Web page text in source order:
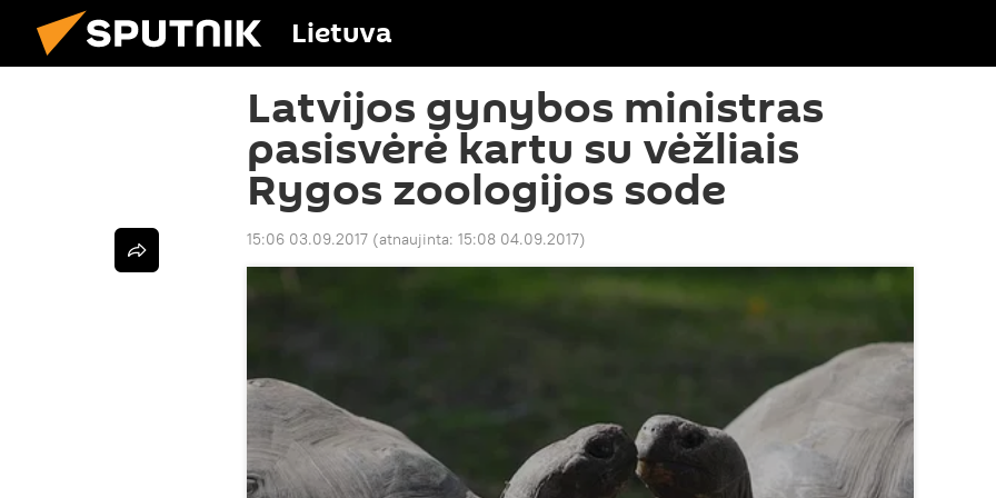
Lietuva
Latvijos gynybos ministras
pasisvėrė kartu su vėžliais
Rygos zoologijos sode
15:06 03.09.2017 (atnaujinta: 15:08 04.09.2017)